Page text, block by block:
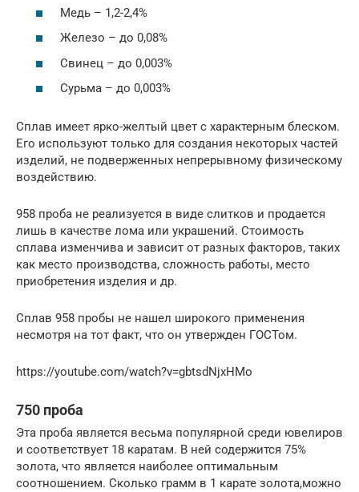
Медь – 1,2-2,4%
Железо – до 0,08%
Свинец – до 0,003%
Сурьма – до 0,003%
Сплав имеет ярко-желтый цвет с характерным блеском.
Его используют только для создания некоторых частей
изделий, не подверженных непрерывному физическому
воздействию.
958 проба не реализуется в виде слитков и продается
лишь в качестве лома или украшений. Стоимость
сплава изменчива и зависит от разных факторов, таких
как место производства, сложность работы, место
приобретения изделия и др.
Сплав 958 пробы не нашел широкого применения
несмотря на тот факт, что он утвержден ГОСТом.
https://youtube.com/watch?v=gbtsdNjxHMo
750 проба
Эта проба является весьма популярной среди ювелиров
и соответствует 18 каратам. В ней содержится 75%
золота, что является наиболее оптимальным
соотношением. Сколько грамм в 1 карате золота,можно